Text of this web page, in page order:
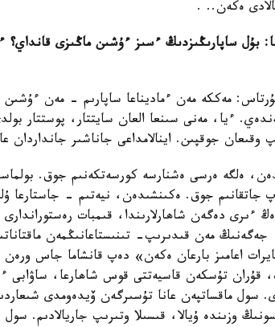
ەكەن.. .
بۇل ساپارىڭىزدىڭ ءسىز ءۇشىن ماڭىزى
مەككە مەن ءماديناعا ساپارىم - مەن ءۇشىن
ءيا، مەنى سىنعا العان سايتتار، پوستتار
وقىعان جوقپىن. اينالامداعى جاناشىر
ەلگە ەرسى ەشنارسە كورسەتكەنىم جوق.
جاتقانىم جوق. ەكىنشىدەن، نيەتىم - جاستارعا
ءىرى دەگەن شاھارلارىندا، قىمبات
مەن قىدىرىپ- تىنىستاعانىڭمەن
اعامىز بارعان ەكەن» دەپ قانشاما جاس
قۇران تۇسكەن قاسيەتتى قوس شاھارعا، ساۋابى
سول ماقساتپەن عانا تۇسىرگەن ۆيدەومدى
وزىندە ۇيالا، قىسىلا وتىرىپ جاريالادىم.